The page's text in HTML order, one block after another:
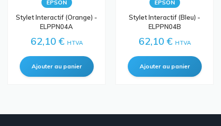
EPSON
Stylet Interactif (orange) -
ELPPN04A
62,10 € HTVA
EPSON
Stylet Interactif (bleu) -
ELPPN04B
62,10 € HTVA